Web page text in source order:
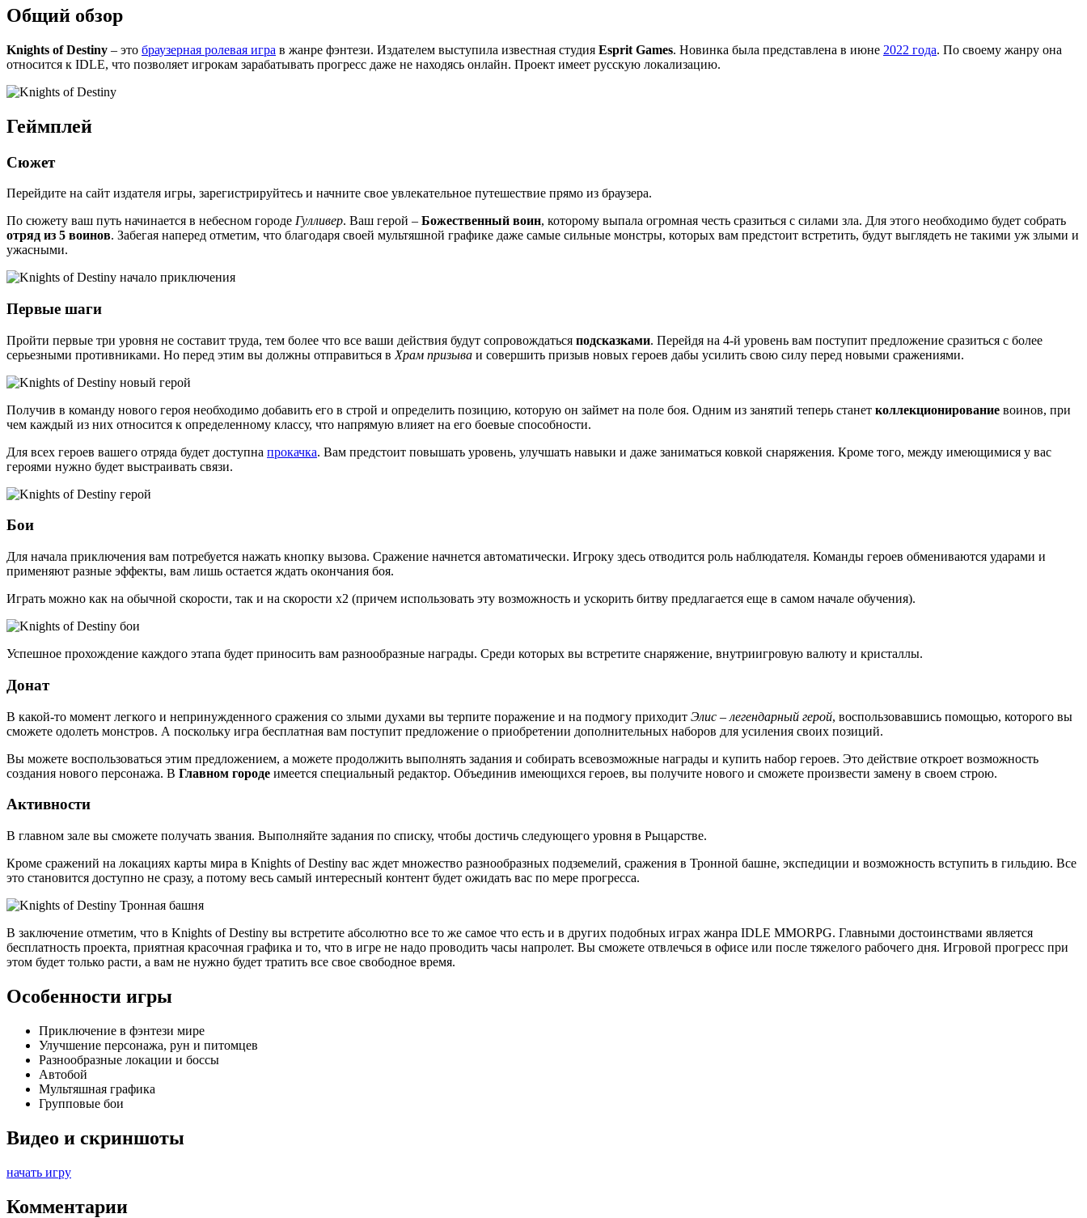
Общий обзор
Knights of Destiny – это браузерная ролевая игра в жанре фэнтези. Издателем выступила известная студия Esprit Games. Новинка была представлена в июне 2022 года. По своему жанру она
относится к IDLE, что позволяет игрокам зарабатывать прогресс даже не находясь онлайн. Проект имеет русскую локализацию.
Геймплей
Сюжет
Перейдите на сайт издателя игры, зарегистрируйтесь и начните свое увлекательное путешествие прямо из браузера.
По сюжету ваш путь начинается в небесном городе Гулливер. Ваш герой – Божественный воин, которому выпала огромная честь сразиться с силами зла. Для этого необходимо будет собрать
отряд из 5 воинов. Забегая наперед отметим, что благодаря своей мультяшной графике даже самые сильные монстры, которых вам предстоит встретить, будут выглядеть не такими уж злыми и
ужасными.
Первые шаги
Пройти первые три уровня не составит труда, тем более что все ваши действия будут сопровождаться подсказками. Перейдя на 4-й уровень вам поступит предложение сразиться с более
серьезными противниками. Но перед этим вы должны отправиться в Храм призыва и совершить призыв новых героев дабы усилить свою силу перед новыми сражениями.
Получив в команду нового героя необходимо добавить его в строй и определить позицию, которую он займет на поле боя. Одним из занятий теперь станет коллекционирование воинов, при
чем каждый из них относится к определенному классу, что напрямую влияет на его боевые способности.
Для всех героев вашего отряда будет доступна прокачка. Вам предстоит повышать уровень, улучшать навыки и даже заниматься ковкой снаряжения. Кроме того, между имеющимися у вас
героями нужно будет выстраивать связи.
Бои
Для начала приключения вам потребуется нажать кнопку вызова. Сражение начнется автоматически. Игроку здесь отводится роль наблюдателя. Команды героев обмениваются ударами и
применяют разные эффекты, вам лишь остается ждать окончания боя.
Играть можно как на обычной скорости, так и на скорости x2 (причем использовать эту возможность и ускорить битву предлагается еще в самом начале обучения).
Успешное прохождение каждого этапа будет приносить вам разнообразные награды. Среди которых вы встретите снаряжение, внутриигровую валюту и кристаллы.
Донат
В какой-то момент легкого и непринужденного сражения со злыми духами вы терпите поражение и на подмогу приходит Элис – легендарный герой, воспользовавшись помощью, которого вы
сможете одолеть монстров. А поскольку игра бесплатная вам поступит предложение о приобретении дополнительных наборов для усиления своих позиций.
Вы можете воспользоваться этим предложением, а можете продолжить выполнять задания и собирать всевозможные награды и купить набор героев. Это действие откроет возможность
создания нового персонажа. В Главном городе имеется специальный редактор. Объединив имеющихся героев, вы получите нового и сможете произвести замену в своем строю.
Активности
В главном зале вы сможете получать звания. Выполняйте задания по списку, чтобы достичь следующего уровня в Рыцарстве.
Кроме сражений на локациях карты мира в Knights of Destiny вас ждет множество разнообразных подземелий, сражения в Тронной башне, экспедиции и возможность вступить в гильдию. Все
это становится доступно не сразу, а потому весь самый интересный контент будет ожидать вас по мере прогресса.
В заключение отметим, что в Knights of Destiny вы встретите абсолютно все то же самое что есть и в других подобных играх жанра IDLE MMORPG. Главными достоинствами является
бесплатность проекта, приятная красочная графика и то, что в игре не надо проводить часы напролет. Вы сможете отвлечься в офисе или после тяжелого рабочего дня. Игровой прогресс при
этом будет только расти, а вам не нужно будет тратить все свое свободное время.
Особенности игры
Приключение в фэнтези мире
Улучшение персонажа, рун и питомцев
Разнообразные локации и боссы
Автобой
Мультяшная графика
Групповые бои
Видео и скриншоты
начать игру
Комментарии